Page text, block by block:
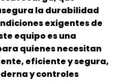
la durabilidad
exigentes de
equipo es una
quienes necesitan
eficiente y segura,
y controles